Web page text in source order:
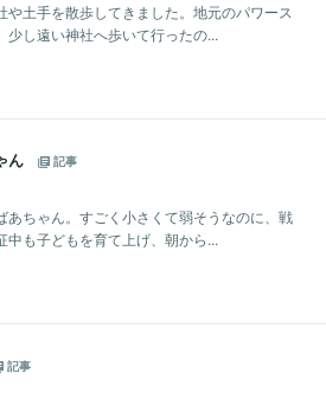
土手を散歩してきました。地元のパワース
少し遠い神社へ歩いて行ったの...
ん
記事
あちゃん。すごく小さくて弱そうなのに、戦
も子どもを育て上げ、朝から...
記事